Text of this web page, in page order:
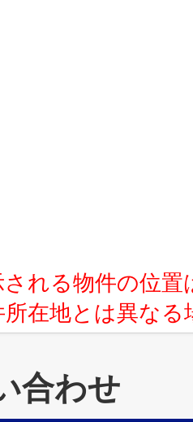
れる物件の位
所在地とは異な
合わせ